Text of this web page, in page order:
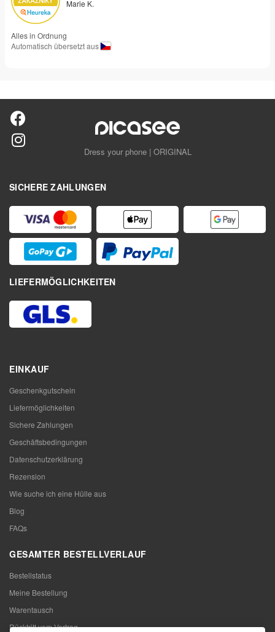
Marie K.
Alles in Ordnung
Automatisch übersetzt aus
Dress your phone | ORIGINAL
SICHERE ZAHLUNGEN
LIEFERMÖGLICHKEITEN
EINKAUF
Geschenkgutschein
Liefermöglichkeiten
Sichere Zahlungen
Geschäftsbedingungen
Datenschutzerklärung
Rezension
Wie suche ich eine Hülle aus
Blog
FAQs
GESAMTER BESTELLVERLAUF
Bestellstatus
Meine Bestellung
Warentausch
Rücktritt vom Vertrag